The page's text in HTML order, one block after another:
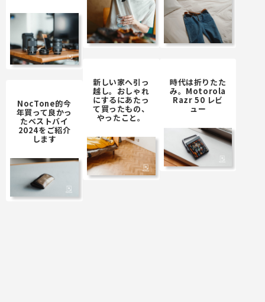
新しい家へ引っ
越し。おしゃれ
にするにあたっ
て買ったもの、
やったこと。
時代は折りたた
み。Motorola
Razr 50 レビ
ュー
NocTone的今
年買って良かっ
たベストバイ
2024をご紹介
します